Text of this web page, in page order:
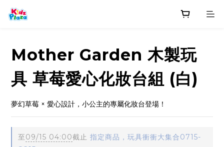
Mother Garden 木製玩
具 草莓愛心化妝台組 (白)
夢幻草莓 × 愛心設計，小公主的專屬化妝台登場！
至09/15 04:00截止 指定商品，玩具衝衝大集合0715-